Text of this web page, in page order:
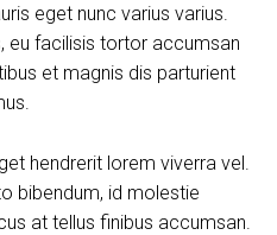
eget nunc varius varius.
eu facilisis tortor accumsan
et magnis dis parturient
hendrerit lorem viverra vel.
bibendum, id molestie
at tellus finibus accumsan.